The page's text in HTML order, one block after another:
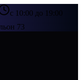
с 10:00 до 19:00
73